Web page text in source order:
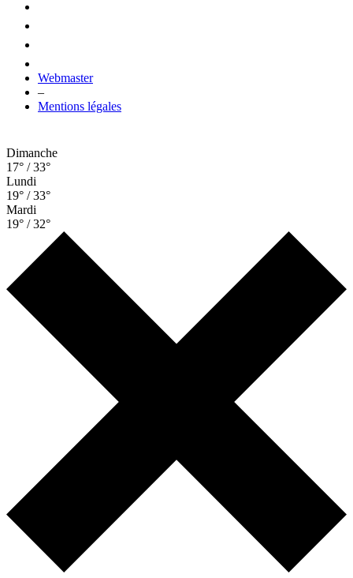
Webmaster
–
Mentions légales
Dimanche
17° / 33°
Lundi
19° / 33°
Mardi
19° / 32°